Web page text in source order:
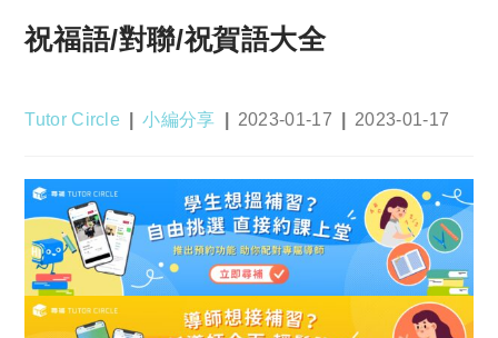
祝福語/對聯/祝賀語大全
Post
Tutor Circle
Post
小編分享
Post
2023-01-17
Post
2023-01-17